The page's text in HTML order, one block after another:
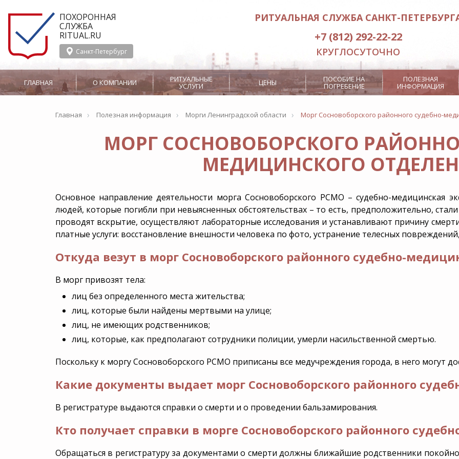
ПОХОРОННАЯ
СЛУЖБА
RITUAL.RU
Санкт-Петербург
РИТУАЛЬНАЯ СЛУЖБА САНКТ-
+7 (812) 292-22-22
КРУГЛОСУТОЧНО
ГЛАВНАЯ О КОМПАНИИ
О службе Ritual.ru
Новости
Сотрудничество
Производство
Ritual.ru
РИТУАЛЬНЫЕ
УСЛУГИ
Организация
Панихида
церемониймейстера
Услуги носильщиков гроба
оркестра
Заказ ритуального лифта
Кремация
Место на кладбище
Отпевание
3000 рублей
RITUAL.RU
Похороны
Груз 200 Родовое захоронение
Интерактивный
мемориал
услуги
ЦЕНЫ ПОСОБИЕ НА
ПОГРЕБЕНИЕ
ПОЛЕЗНАЯ
ИНФОРМАЦИЯ
Главная › Полезная информация › Морги Ленинградской области › Морг Сосновоборского районного судебно-
МОРГ СОСНОВОБОРСКОГО
МЕДИЦИНСКОГО
Основное направление деятельности морга Сосновоборского РСМО – судебно-медицинская
людей, которые погибли при невыясненных обстоятельствах – то есть, предположительно,
проводят вскрытие, осуществляют лабораторные исследования и устанавливают причину
платные услуги: восстановление внешности человека по фото, устранение телесных
Откуда везут в морг Сосновоборского районного судебно-
В морг привозят тела:
лиц без определенного места жительства;
лиц, которые были найдены мертвыми на улице;
лиц, не имеющих родственников;
лиц, которые, как предполагают сотрудники полиции, умерли насильственной смертью.
Поскольку к моргу Сосновоборского РСМО приписаны все медучреждения города, в него могут
Какие документы выдает морг Сосновоборского районного
В регистратуре выдаются справки о смерти и о проведении бальзамирования.
Кто получает справки в морге Сосновоборского районного
Обращаться в регистратуру за документами о смерти должны ближайшие родственники